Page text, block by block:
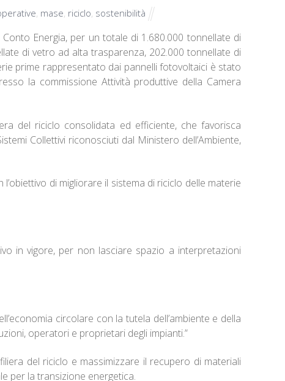
mase riciclo sostenibilità
Energia, per un totale di 1.680.000 tonnellate di
di vetro ad alta trasparenza, 202.000 tonnellate di
prime rappresentato dai pannelli fotovoltaici è stato
la commissione Attività produttive della Camera
del riciclo consolidata ed efficiente, che favorisca
Collettivi riconosciuti dal Ministero dell’Ambiente,
di migliorare il sistema di riciclo delle materie
in vigore, per non lasciare spazio a interpretazioni
circolare con la tutela dell’ambiente e della
operatori e proprietari degli impianti.”
del riciclo e massimizzare il recupero di materiali
per la transizione energetica.